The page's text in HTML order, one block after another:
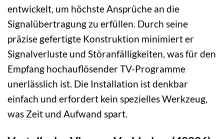
entwickelt, um höchste Ansprüche an die
Signalübertragung zu erfüllen. Durch seine
präzise gefertigte Konstruktion minimiert er
Signalverluste und Störanfälligkeiten, was für den
Empfang hochauflösender TV-Programme
unerlässlich ist. Die Installation ist denkbar
einfach und erfordert kein spezielles Werkzeug,
was Zeit und Aufwand spart.